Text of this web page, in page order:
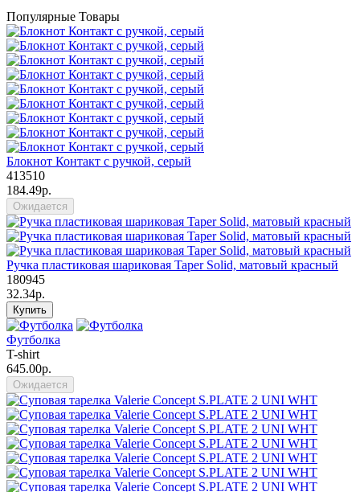
Популярные Товары
Блокнот Контакт с ручкой, серый
413510
184.49р.
Ожидается
Ручка пластиковая шариковая Taper Solid, матовый красный
180945
32.34р.
Купить
Футболка
T-shirt
645.00р.
Ожидается